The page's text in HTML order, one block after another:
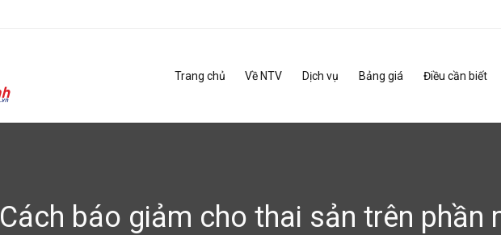
Trang chủ Về NTV Dịch vụ Bảng giá Điều cần biết
Cách báo giảm cho thai sản trên phần